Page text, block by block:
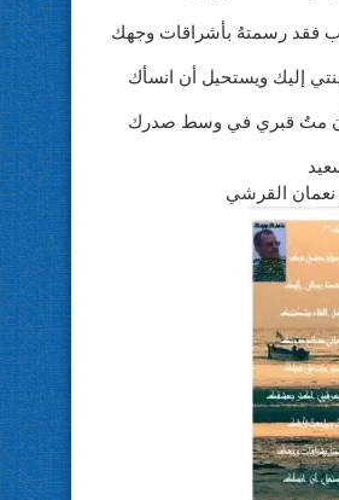
فقد رسمتهُ بأشراقات وجهك
إليك ويستحيل أن انسأك
أن متُ قبري في وسط صدرك
القرشي